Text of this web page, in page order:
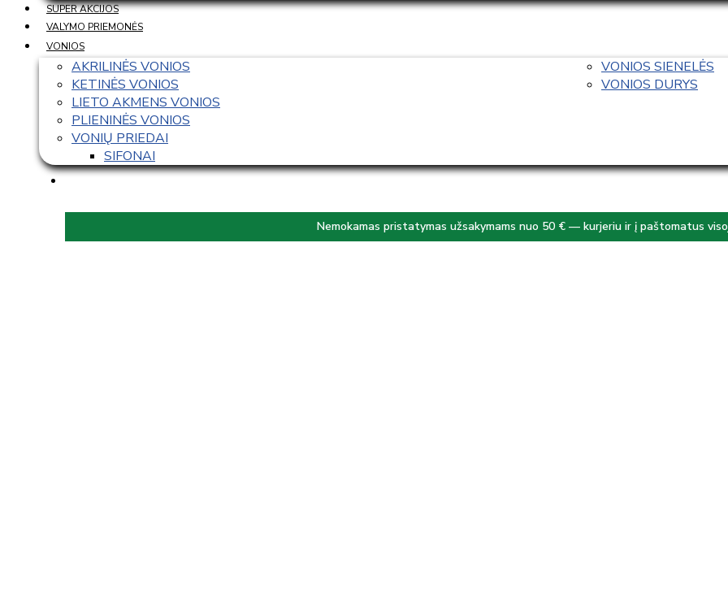
SUPER AKCIJOS
VALYMO PRIEMONĖS
VONIOS
AKRILINĖS VONIOS
KETINĖS VONIOS
LIETO AKMENS VONIOS
PLIENINĖS VONIOS
VONIŲ PRIEDAI
SIFONAI
VONIOS SIENELĖS
VONIOS DURYS
Nemokamas pristatymas užsakymams nuo 50 € — kurjeriu ir į paštomatus